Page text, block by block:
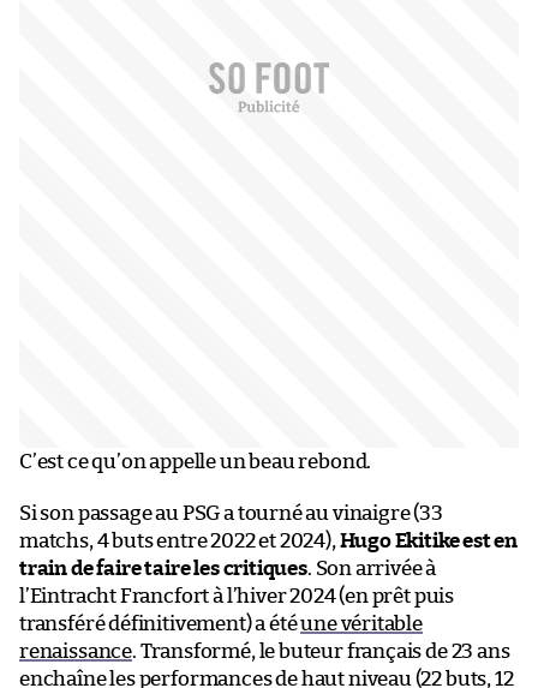
C’est ce qu’on appelle un beau rebond.
Si son passage au PSG a tourné au vinaigre (33
matchs, 4 buts entre 2022 et 2024), Hugo Ekitike est en
train de faire taire les critiques. Son arrivée à
l’Eintracht Francfort à l’hiver 2024 (en prêt puis
transféré définitivement) a étéune véritable
renaissance. Transformé, le buteur français de 23 ans
enchaîne les performances de haut niveau (22 buts, 12